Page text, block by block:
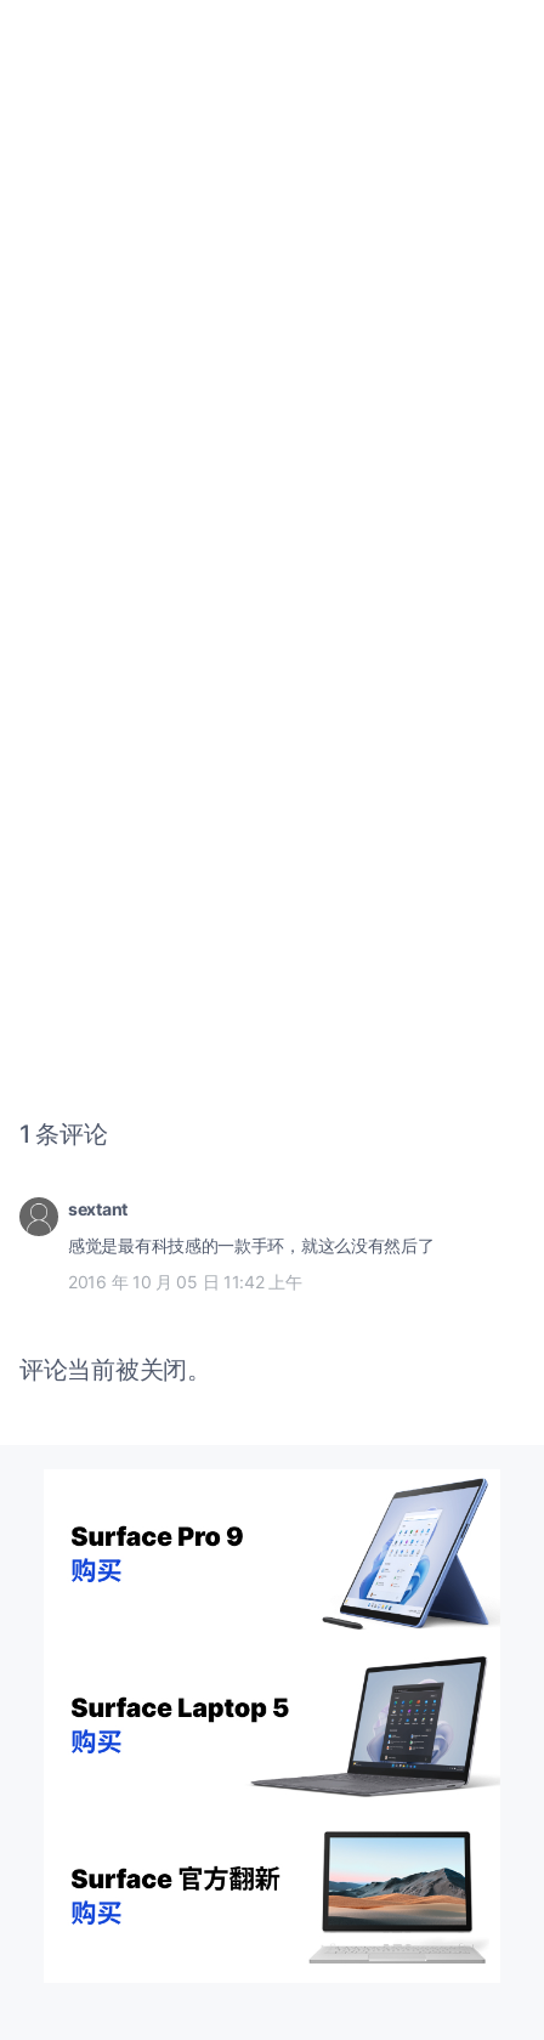
1 条评论
sextant
感觉是最有科技感的一款手环，就这么没有然后了
2016 年 10 月 05 日 11:42 上午
评论当前被关闭。